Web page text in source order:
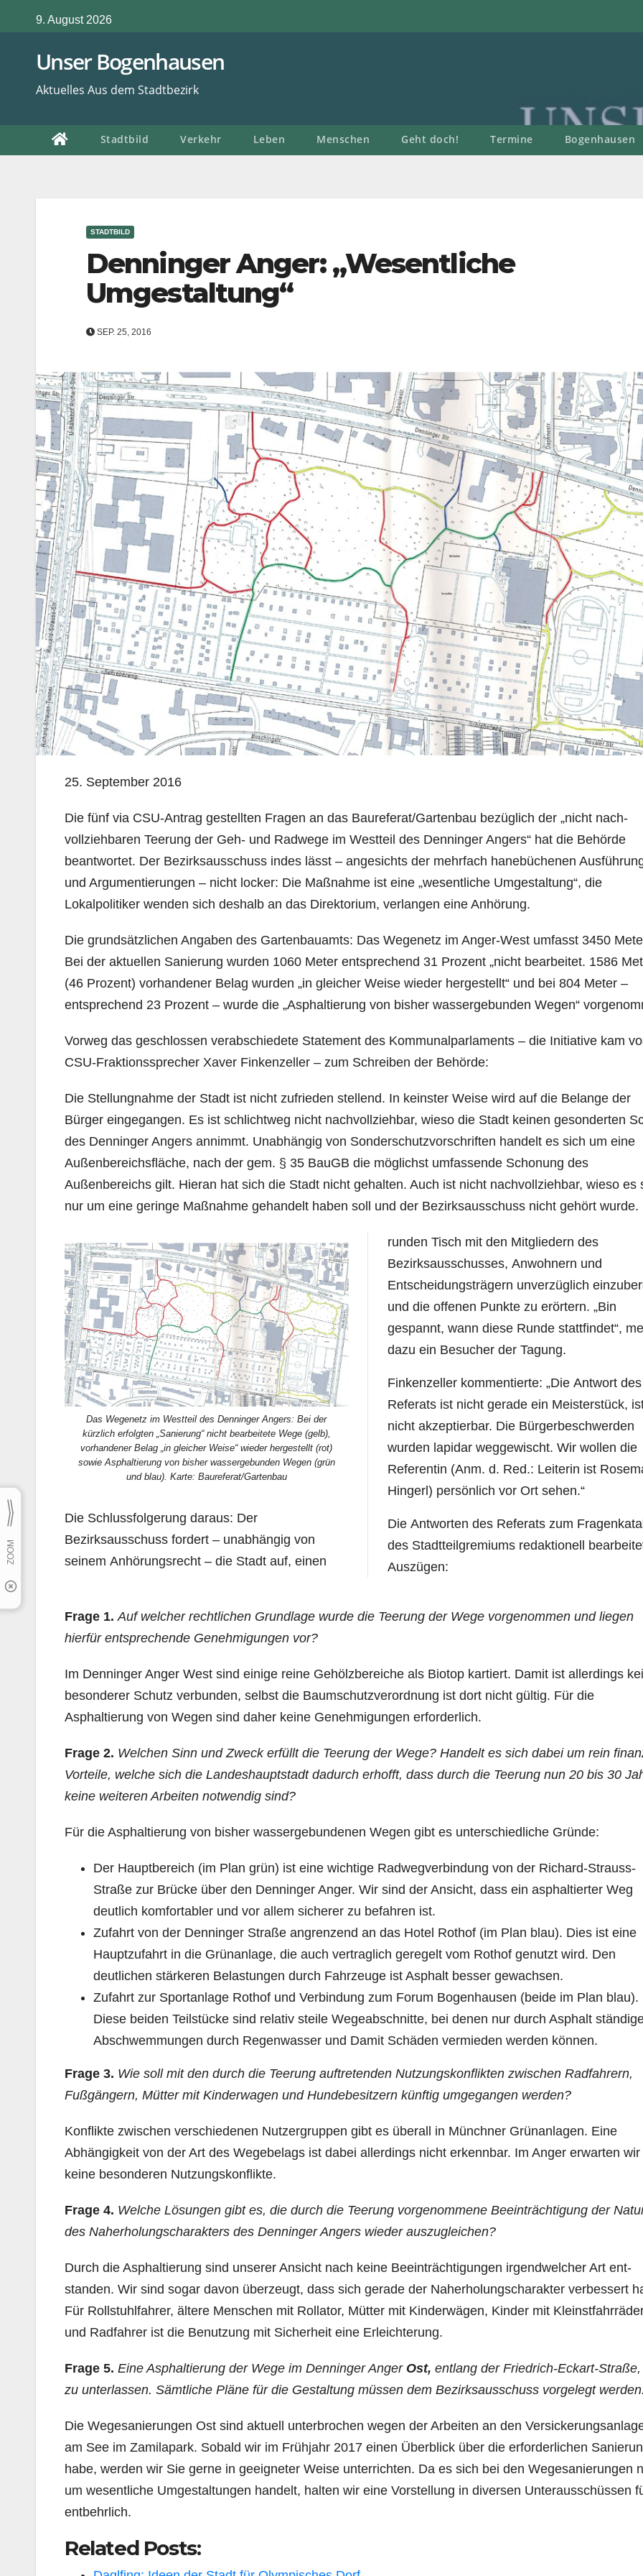
Inhalt
springen
9. August 2026
Unser Bogenhausen
Aktuelles Aus dem Stadtbezirk
Stadtbild Verkehr Leben Menschen Geht doch! Termine Bogenhausen
STADTBILD
Denninger Anger: „Wesentliche
Umgestaltung“
SEP. 25, 2016
25. September 2016
Die fünf via CSU-Antrag gestellten Fragen an das Baureferat/Gartenbau bezüglich der „nicht nach­
vollziehbaren Teerung der Geh- und Radwege im Westteil des Denninger Angers“ hat die Behörde
beantwortet. Der Bezirksausschuss indes lässt – angesichts der mehrfach hanebüchenen
und Argumentierungen – nicht locker: Die Maßnahme ist eine „wesentliche Umgestaltung“, die
Lokalpolitiker wenden sich deshalb an das Direktorium, verlangen eine Anhörung.
Die grundsätzlichen Angaben des Gartenbauamts: Das Wegenetz im Anger-West umfasst 3450
Bei der aktuellen Sanierung wurden 1060 Meter entsprechend 31 Prozent „nicht bearbeitet. 1586
(46 Prozent) vorhandener Belag wurden „in gleicher Weise wieder hergestellt“ und bei 804 Meter –
entsprechend 23 Prozent – wurde die „Asphaltierung von bisher wassergebunden Wegen“
Vorweg das geschlossen verabschiedete Statement des Kommunalparlaments – die Initiative kam
CSU-Fraktionssprecher Xaver Finkenzeller – zum Schreiben der Behörde:
Die Stellungnahme der Stadt ist nicht zufrieden stellend. In keinster Weise wird auf die Belange der
Bürger eingegangen. Es ist schlichtweg nicht nachvollziehbar, wieso die Stadt keinen gesonderten
des Denninger Angers annimmt. Unabhängig von Sonderschutzvorschriften handelt es sich um eine
Außenbereichsfläche, nach der gem. § 35 BauGB die möglichst umfassende Schonung des
Außenbereichs gilt. Hieran hat sich die Stadt nicht gehalten. Auch ist nicht nachvollziehbar, wie­so es
nur um eine geringe Maßnahme gehandelt haben soll und der Bezirksausschuss nicht gehört wurde.
Das Wegenetz im Westteil des Denninger Angers: Bei der
kürzlich erfolgten „Sanierung“ nicht bearbeitete Wege (gelb),
vorhandener Belag „in gleicher Weise“ wieder hergestellt (rot)
sowie Asphaltierung von bisher wassergebunden Wegen (grün
und blau). Karte: Baureferat/Gartenbau
Die Schlussfolgerung daraus: Der
Bezirksausschuss fordert – unabhängig von
seinem Anhörungs­recht – die Stadt auf, einen
runden Tisch mit den Mitgliedern des
Bezirksausschusses, Anwohnern und
Entscheidungsträgern unverzüglich
und die offenen Punkte zu erörtern. „Bin
gespannt, wann diese Runde stattfindet“,
dazu ein Besucher der Tagung.
Finkenzeller kommentierte: „Die Antwort des
Referats ist nicht gerade ein Meisterstück,
nicht akzeptierbar. Die Bürgerbeschwerden
wurden lapidar weggewischt. Wir wollen die
Referentin (Anm. d. Red.: Leiterin ist
Hingerl) persönlich vor Ort sehen.“
Die Antworten des Referats zum
des Stadtteilgremiums redaktionell
Auszügen:
Frage 1. Auf welcher rechtlichen Grundlage wurde die Teerung der Wege vorgenommen und liegen
hierfür entsprechende Genehmigungen vor?
Im Denninger Anger West sind einige reine Gehölzbereiche als Biotop kartiert. Damit ist allerdings
besonderer Schutz verbunden, selbst die Baumschutzverordnung ist dort nicht gültig. Für die
Asphaltierung von Wegen sind daher keine Genehmigungen erforderlich.
Frage 2. Welchen Sinn und Zweck erfüllt die Teerung der Wege? Handelt es sich dabei um rein
Vorteile, welche sich die Landeshauptstadt dadurch erhofft, dass durch die Teerung nun 20 bis 30
keine weiteren Arbeiten notwendig sind?
Für die Asphaltierung von bisher wassergebundenen Wegen gibt es unterschiedliche Gründe:
Der Hauptbereich (im Plan grün) ist eine wichtige Radwegverbindung von der Richard-Strauss-
Straße zur Brücke über den Denninger Anger. Wir sind der Ansicht, dass ein asphaltierter Weg
deutlich komfortabler und vor allem sicherer zu befahren ist.
Zufahrt von der Denninger Straße angrenzend an das Hotel Rothof (im Plan blau). Dies ist eine
Hauptzufahrt in die Grünanlage, die auch vertraglich geregelt vom Rothof genutzt wird. Den
deutlichen stärkeren Belastungen durch Fahrzeuge ist Asphalt besser gewachsen.
Zufahrt zur Sportanlage Rothof und Verbindung zum Forum Bogenhausen (beide im Plan blau).
Diese beiden Teilstücke sind relativ steile Wegeabschnitte, bei denen nur durch Asphalt
Abschwemmungen durch Regenwasser und Damit Schäden vermieden werden können.
Frage 3. Wie soll mit den durch die Teerung auftretenden Nutzungskonflikten zwischen Radfahrern,
Fußgängern, Mütter mit Kinderwagen und Hundebesitzern künftig umgegangen werden?
Konflikte zwischen verschiedenen Nutzergruppen gibt es überall in Münchner Grünanlagen. Eine
Abhängigkeit von der Art des Wegebelags ist dabei allerdings nicht erkennbar. Im Anger erwarten wir
keine besonderen Nutzungskonflikte.
Frage 4. Welche Lösungen gibt es, die durch die Teerung vorgenommene Beeinträchtigung der
des Naherholungscharakters des Denninger Angers wieder auszugleichen?
Durch die Asphaltierung sind unserer Ansicht nach keine Beeinträchtigungen irgendwelcher Art ent­
standen. Wir sind sogar davon überzeugt, dass sich gerade der Naherholungscharakter verbessert
Für Rollstuhlfahrer, ältere Menschen mit Rollator, Mütter mit Kinderwägen, Kinder mit
und Radfahrer ist die Benutzung mit Sicherheit eine Erleichterung.
Frage 5. Eine Asphaltierung der Wege im Denninger Anger Ost, entlang der Friedrich-Eckart-
zu unterlassen. Sämtliche Pläne für die Gestaltung müssen dem Bezirksausschuss vorgelegt werden.
Die Wegesanierungen Ost sind aktuell unterbrochen wegen der Arbeiten an den
am See im Zamilapark. Sobald wir im Frühjahr 2017 einen Überblick über die erforderlichen
habe, werden wir Sie gerne in geeigneter Weise unterrichten. Da es sich bei den Wegesanierungen
um wesentliche Umgestaltungen handelt, halten wir eine Vorstellung in diversen Unterausschüssen
entbehrlich.
Related Posts: